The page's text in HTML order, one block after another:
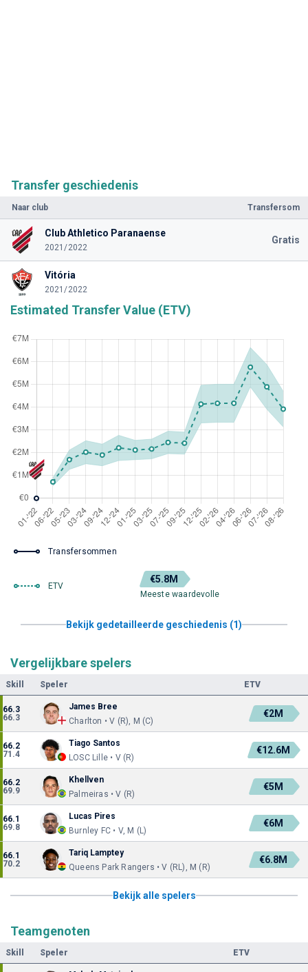
Transfer geschiedenis
Naar club Transfersom
Club Athletico Paranaense
2021/2022
Gratis
Vitória
2021/2022
Estimated Transfer Value (ETV)
Transfersommen
ETV
€5.8M
Meeste waardevolle
Bekijk gedetailleerde geschiedenis (1)
Vergelijkbare spelers
Skill Speler ETV
66.3
66.3
James Bree
Charlton • V (R), M (C)
€2M
66.2
71.4
Tiago Santos
LOSC Lille • V (R)
€12.6M
66.2
69.9
Khellven
Palmeiras • V (R)
€5M
66.1
69.8
Lucas Pires
Burnley FC • V, M (L)
€6M
66.1
70.2
Tariq Lamptey
Queens Park Rangers • V (RL), M (R)
€6.8M
Bekijk alle spelers
Teamgenoten
Skill Speler ETV